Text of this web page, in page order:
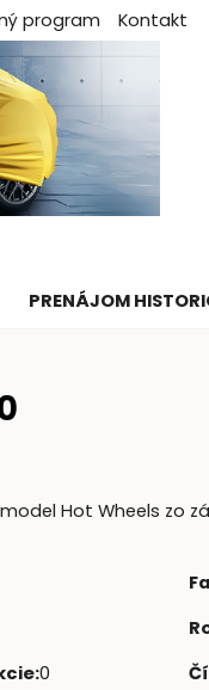
program Kontakt
PRENÁJOM
Hot Wheels zo
:0